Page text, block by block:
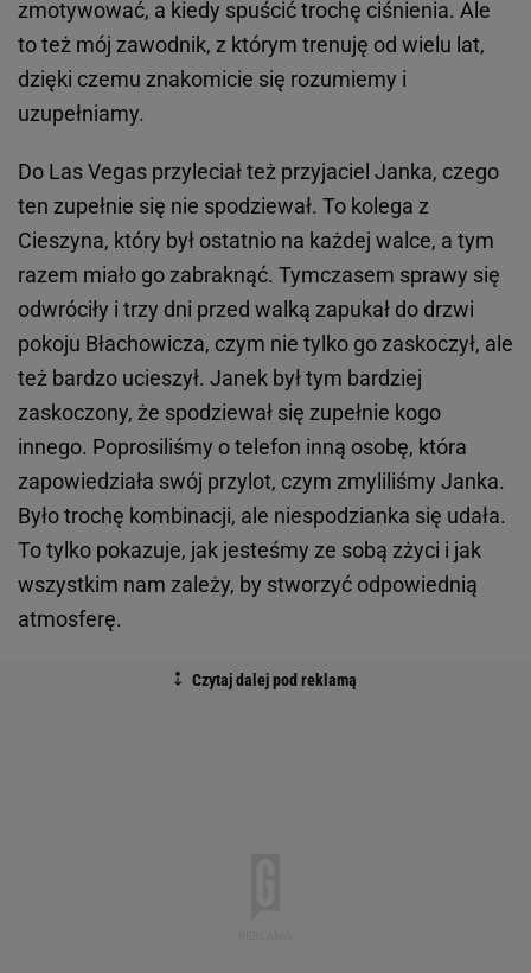
zmotywować, a kiedy spuścić trochę ciśnienia. Ale
to też mój zawodnik, z którym trenuję od wielu lat,
dzięki czemu znakomicie się rozumiemy i
uzupełniamy.
Do Las Vegas przyleciał też przyjaciel Janka, czego
ten zupełnie się nie spodziewał. To kolega z
Cieszyna, który był ostatnio na każdej walce, a tym
razem miało go zabraknąć. Tymczasem sprawy się
odwróciły i trzy dni przed walką zapukał do drzwi
pokoju Błachowicza, czym nie tylko go zaskoczył, ale
też bardzo ucieszył. Janek był tym bardziej
zaskoczony, że spodziewał się zupełnie kogo
innego. Poprosiliśmy o telefon inną osobę, która
zapowiedziała swój przylot, czym zmyliliśmy Janka.
Było trochę kombinacji, ale niespodzianka się udała.
To tylko pokazuje, jak jesteśmy ze sobą zżyci i jak
wszystkim nam zależy, by stworzyć odpowiednią
atmosferę.